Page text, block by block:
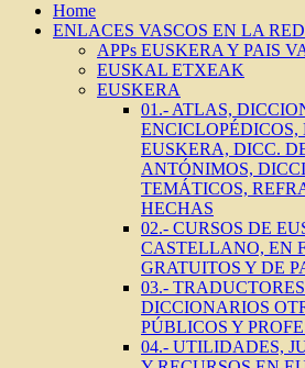
Home
ENLACES VASCOS EN LA RED
APPs EUSKERA Y PAIS
EUSKAL ETXEAK
EUSKERA
01.- ATLAS,
EUSKERA, DICC.
ANTÓNIMOS,
TEMÁTICOS,
HECHAS
02.- CURSOS DE
CASTELLANO, EN
GRATUITOS Y DE
03.-
DICCIONARIOS
PÚBLICOS Y
04.- UTILIDADES,